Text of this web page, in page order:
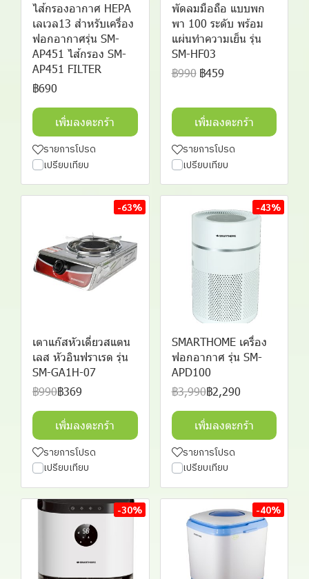
ไส้กรองอากาศ HEPA
เลเวล13 สำหรับเครื่อง
ฟอกอากาศรุ่น SM-
AP451 ไส้กรอง SM-
AP451 FILTER
฿690
เพิ่มลงตะกร้า
รายการโปรด
เปรียบเทียบ
พัดลมมือถือ แบบพก
พา 100 ระดับ พร้อม
แผ่นทำความเย็น รุ่น
SM-HF03
฿990 ฿459
เพิ่มลงตะกร้า
รายการโปรด
เปรียบเทียบ
-63%
เตาแก๊สหัวเดี่ยวสแตน
เลส หัวอินฟราเรด รุ่น
SM-GA1H-07
฿990฿369
เพิ่มลงตะกร้า
รายการโปรด
เปรียบเทียบ
-43%
SMARTHOME เครื่อง
ฟอกอากาศ รุ่น SM-
APD100
฿3,990฿2,290
เพิ่มลงตะกร้า
รายการโปรด
เปรียบเทียบ
-30% -40%